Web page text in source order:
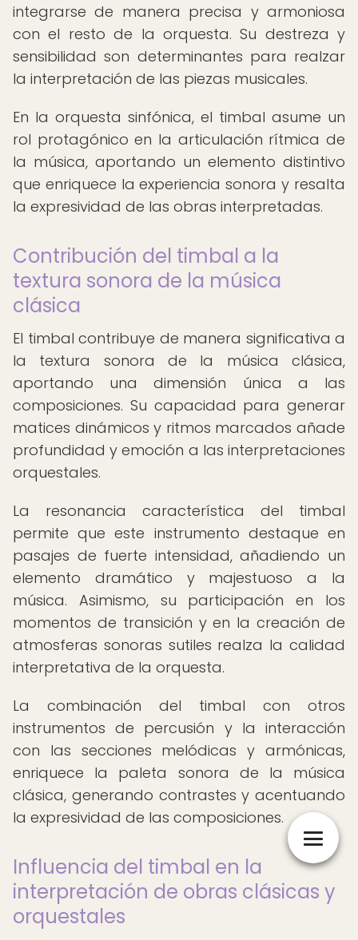
integrarse de manera precisa y armoniosa
con el resto de la orquesta. Su destreza y
sensibilidad son determinantes para realzar
la interpretación de las piezas musicales.
En la orquesta sinfónica, el timbal asume un
rol protagónico en la articulación rítmica de
la música, aportando un elemento distintivo
que enriquece la experiencia sonora y resalta
la expresividad de las obras interpretadas.
Contribución del timbal a la
textura sonora de la música
clásica
El timbal contribuye de manera significativa a
la textura sonora de la música clásica,
aportando una dimensión única a las
composiciones. Su capacidad para generar
matices dinámicos y ritmos marcados añade
profundidad y emoción a las interpretaciones
orquestales.
La resonancia característica del timbal
permite que este instrumento destaque en
pasajes de fuerte intensidad, añadiendo un
elemento dramático y majestuoso a la
música. Asimismo, su participación en los
momentos de transición y en la creación de
atmosferas sonoras sutiles realza la calidad
interpretativa de la orquesta.
La combinación del timbal con otros
instrumentos de percusión y la interacción
con las secciones melódicas y armónicas,
enriquece la paleta sonora de la música
clásica, generando contrastes y acentuando
la expresividad de las composiciones.
Influencia del timbal en la
interpretación de obras clásicas y
orquestales